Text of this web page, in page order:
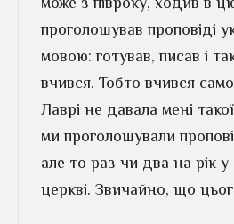
проголошував проповіді
мовою: готував, писав і
вчився. Тобто вчився
Лаврі не давала мені
ми проголошували
але то раз чи два на рік у
церкві. Звичайно, що